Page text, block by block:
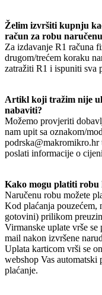
Želim izvršiti kupnju
račun za robu
Za izdavanje R1 računa
drugom/trećem koraku
zatražiti R1 i ispuniti sva
Artikl koji tražim nije
nabaviti?
Možemo provjeriti
nam upit sa oznakom/
podrska@makromikro.hr
poslati informacije o
Kako mogu platiti robu
Naručenu robu možete
Kod plaćanja pouzećem,
gotovini) prilikom
Virmanske uplate vrše
mail nakon izvršene
Uplata karticom vrši se
webshop Vas automatski
plaćanje.